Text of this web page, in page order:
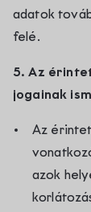
adatok
felé.
5. Az
jogainak
Az
azok